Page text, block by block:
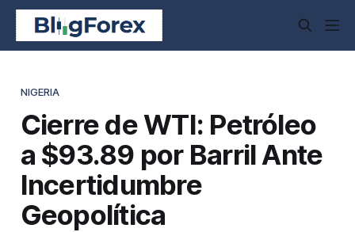
NIGERIA
Cierre de WTI: Petróleo
a $93.89 por Barril Ante
Incertidumbre
Geopolítica